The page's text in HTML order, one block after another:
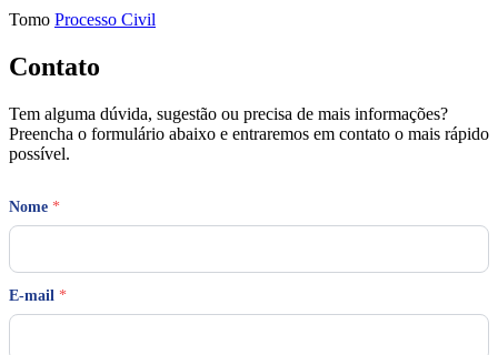
Tomo Processo Civil
Contato
Tem alguma dúvida, sugestão ou precisa de mais informações?
Preencha o formulário abaixo e entraremos em contato o mais rápido
possível.
Nome *
E-mail *